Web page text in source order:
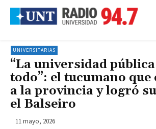
UNIVERSITARIAS
“La universidad
todo”: el tucumano
a la provincia y logró
el Balseiro
11 mayo, 2026